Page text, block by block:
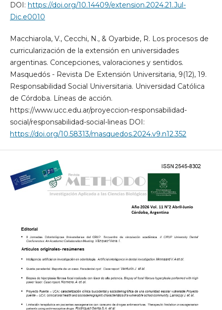
DOI: https://doi.org/10.14409/extension.2024.21.Jul-
Dic.e0010
Macchiarola, V., Cecchi, N., & Oyarbide, R. Los procesos de
curricularización de la extensión en universidades
argentinas. Concepciones, valoraciones y sentidos.
Masquedós - Revista De Extensión Universitaria, 9(12), 19.
Responsabilidad Social Universitaria. Universidad Católica
de Córdoba. Líneas de acción.
https://www.ucc.edu.ar/proyeccion-responsabilidad-
social/responsabilidad-social-lineas DOI:
https://doi.org/10.58313/masquedos.2024.v9.n12.352